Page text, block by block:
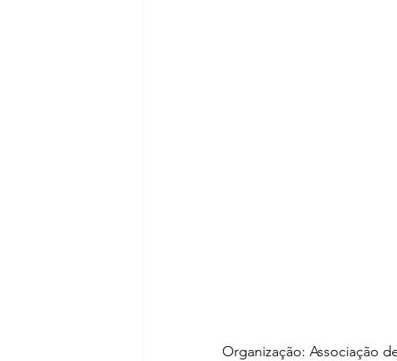
Organização: Associação